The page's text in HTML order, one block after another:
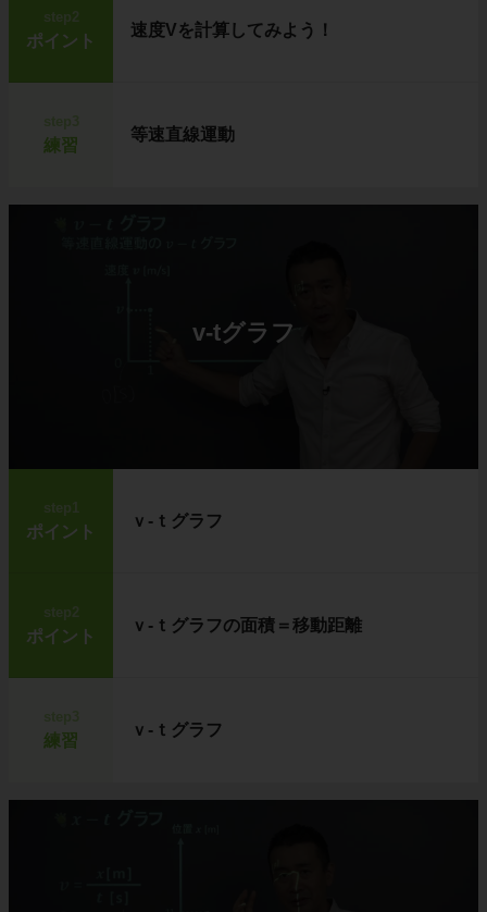
step2
ポイント
速度Vを計算してみよう！
練習
等速直線運動
v-tグラフ
step1
ポイント
ｖ-ｔグラフ
step2
ポイント
ｖ-ｔグラフの面積＝移動距離
練習
ｖ-ｔグラフ